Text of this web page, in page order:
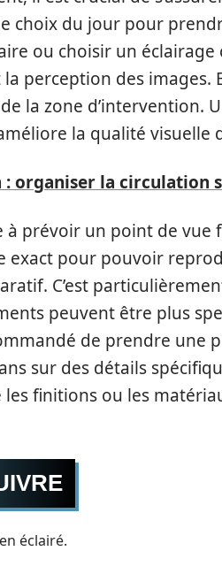
choix du jour pour
ou choisir un
perception des images.
la zone d’intervention.
la qualité visuelle
: organiser la circulation
à prévoir un point de vue
exact pour pouvoir
C’est
peuvent être plus
de prendre une
sur des détails
finitions ou les
éclairé.